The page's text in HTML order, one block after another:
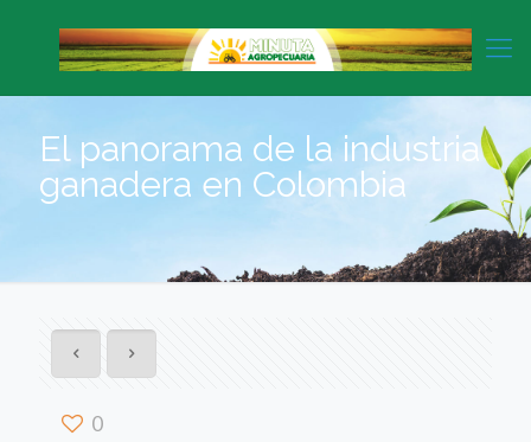
El panorama de la industria
ganadera en Colombia
0